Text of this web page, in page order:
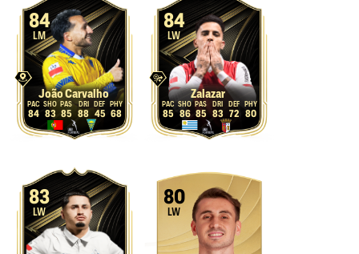
84
LM
João Carvalho
84 83 85 88 45 68
84
LW
Zalazar
85 86 85 83 72 80
83
LW
80
LW